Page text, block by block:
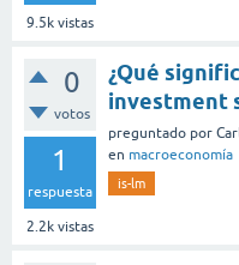
9.5k vistas
0
votos
1
respuesta
2.2k vistas
¿Qué
investment
preguntado por
en macroeconomía
is-lm